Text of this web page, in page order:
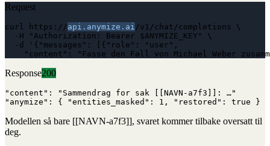
Request
curl https://api.anymize.ai /v1/chat/completions \
  -H "Authorization: Bearer $ANYMIZE_KEY" \
  -d '{"messages": [{"role": "user",
"content": "Fasse den Fall von Michael Weber
Response200
"content": "Sammendrag for sak [[NAVN-a7f3]]: …"
"anymize": { "entities_masked": 1, "restored": true }
Modellen så bare [[NAVN-a7f3]], svaret kommer tilbake oversatt til
deg.